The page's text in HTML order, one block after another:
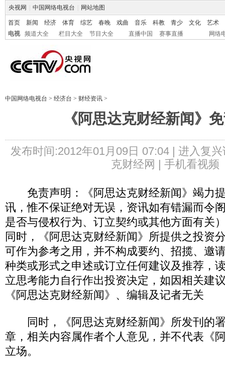
央视网 中国网络电视台 网站地图
首页 新闻 经济 体育 综艺 春晚 戏曲 音乐 科教 青少 文化
艺术
电视
频道大全 栏目大全 节目大全 直播中国 赛事直播 网络
中国网络电视台 > 经济台 > 财经资讯 >
《阿思达克财经新闻》
发布时间:2012年01月09日 07:04 | 进入复兴
克财经网 | 手机看视频
免责声明：《阿思达克财经新闻》竭力
讯，惟不保证绝对无误，资讯如有错漏而令
是否与侵权行为、订立契约或其他方面有关
同时，《阿思达克财经新闻》所提供之投资
可作为参考之用，并不构成要约、招揽、邀
种类或形式之申述或订立任何建议及推荐，
立思考能力自行作出投资决定，如因相关建
《阿思达克财经新闻》、编辑及记者无关
同时，《阿思达克财经新闻》所发刊的
章，相关内容属作者个人意见，并不代表《
立场。